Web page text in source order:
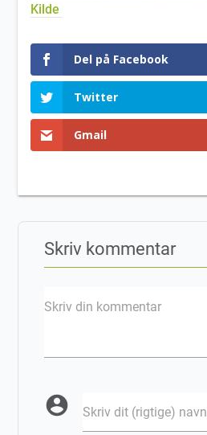
Kilde
Del på Facebook
Twitter
Gmail
Skriv kommentar
Skriv din kommentar
account_circle Skriv dit (rigtige) navn